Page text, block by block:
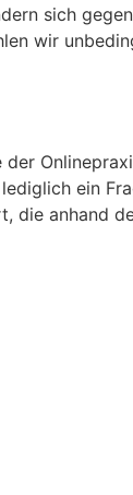
sich
wir
ein
die anhand